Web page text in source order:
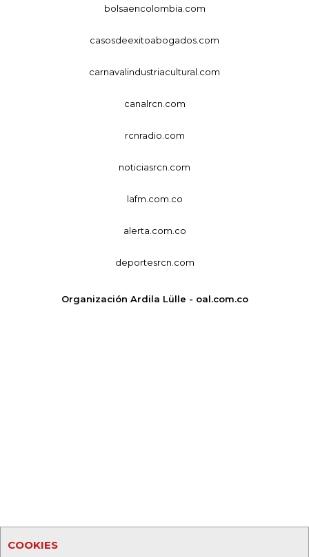
COOKIES
bolsaencolombia.com
casosdeexitoabogados.com
carnavalindustriacultural.com
canalrcn.com
rcnradio.com
noticiasrcn.com
lafm.com.co
alerta.com.co
deportesrcn.com
Organización Ardila Lülle - oal.com.co